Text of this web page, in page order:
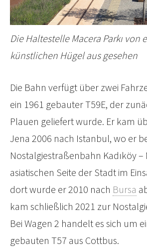
Die Haltestelle Macera Parkı von
künstlichen Hügel aus gesehen
Die Bahn verfügt über zwei
ein 1961 gebauter T59E, der
Plauen geliefert wurde. Er kam
Jena 2006 nach Istanbul, wo er
Nostalgiestraßenbahn Kadıköy
asiatischen Seite der Stadt im
dort wurde er 2010 nach Bursa
kam schließlich 2021 zur
Bei Wagen 2 handelt es sich um
gebauten T57 aus Cottbus.